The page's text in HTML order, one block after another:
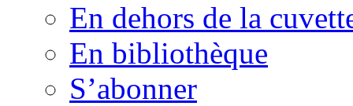
En dehors de la
En bibliothèque
S’abonner